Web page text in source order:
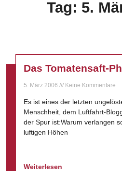
Tag: 5.
Das Tomatensaft-
5. März 2006 Keine Kommentare
Es ist eines der letzten
Menschheit, dem Luftfahrt-
der Spur ist:Warum verlangen
luftigen Höhen
Weiterlesen